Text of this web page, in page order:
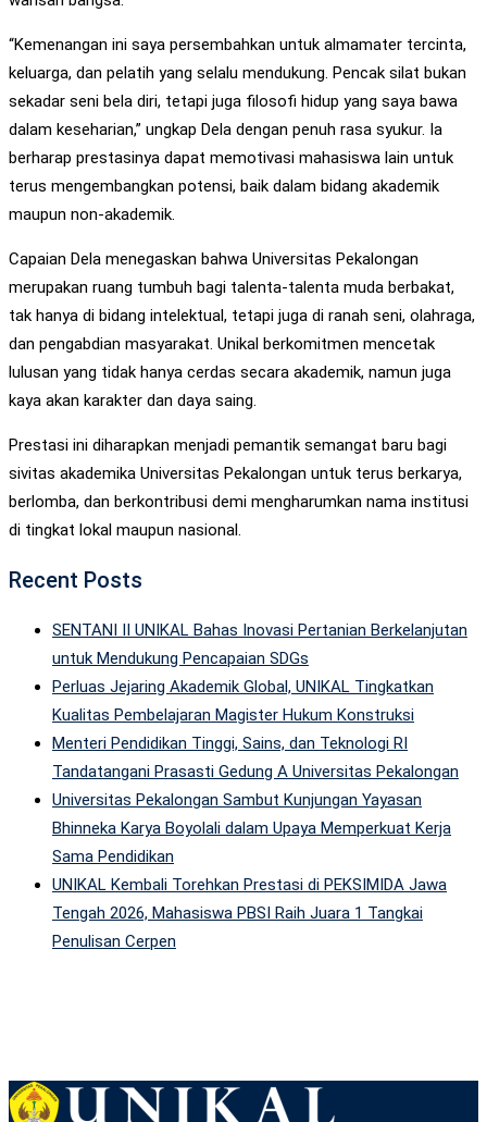
“Kemenangan ini saya persembahkan untuk almamater tercinta,
keluarga, dan pelatih yang selalu mendukung. Pencak silat bukan
sekadar seni bela diri, tetapi juga filosofi hidup yang saya bawa
dalam keseharian,” ungkap Dela dengan penuh rasa syukur. Ia
berharap prestasinya dapat memotivasi mahasiswa lain untuk
terus mengembangkan potensi, baik dalam bidang akademik
maupun non-akademik.
Capaian Dela menegaskan bahwa Universitas Pekalongan
merupakan ruang tumbuh bagi talenta-talenta muda berbakat,
tak hanya di bidang intelektual, tetapi juga di ranah seni, olahraga,
dan pengabdian masyarakat. Unikal berkomitmen mencetak
lulusan yang tidak hanya cerdas secara akademik, namun juga
kaya akan karakter dan daya saing.
Prestasi ini diharapkan menjadi pemantik semangat baru bagi
sivitas akademika Universitas Pekalongan untuk terus berkarya,
berlomba, dan berkontribusi demi mengharumkan nama institusi
di tingkat lokal maupun nasional.
Recent Posts
SENTANI II UNIKAL Bahas Inovasi Pertanian Berkelanjutan
untuk Mendukung Pencapaian SDGs
Perluas Jejaring Akademik Global, UNIKAL Tingkatkan
Kualitas Pembelajaran Magister Hukum Konstruksi
Menteri Pendidikan Tinggi, Sains, dan Teknologi RI
Tandatangani Prasasti Gedung A Universitas Pekalongan
Universitas Pekalongan Sambut Kunjungan Yayasan
Bhinneka Karya Boyolali dalam Upaya Memperkuat Kerja
Sama Pendidikan
UNIKAL Kembali Torehkan Prestasi di PEKSIMIDA Jawa
Tengah 2026, Mahasiswa PBSI Raih Juara 1 Tangkai
Penulisan Cerpen